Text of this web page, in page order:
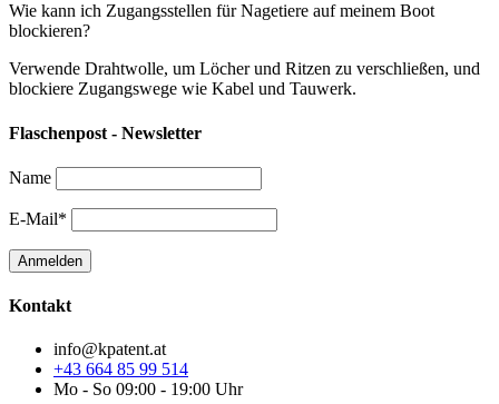
Wie kann ich Zugangsstellen für Nagetiere auf meinem Boot
blockieren?
Verwende Drahtwolle, um Löcher und Ritzen zu verschließen, und
blockiere Zugangswege wie Kabel und Tauwerk.
Flaschenpost - Newsletter
Name
E-Mail*
Kontakt
info@kpatent.at
+43 664 85 99 514
Mo - So 09:00 - 19:00 Uhr